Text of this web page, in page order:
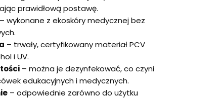
prawidłową postawę.
– wykonane z ekoskóry medycznej bez
– trwały, certyfikowany materiał PCV
i UV.
– można je dezynfekować, co czyni
edukacyjnych i medycznych.
– odpowiednie zarówno do użytku